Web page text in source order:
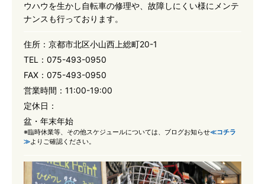
ウハウを生かし自転車の修理や、故障しにくい様にメンテ
ナンスも行っております。
住所： 京都市北区小山西上総町20-1
TEL： 075-493-0950
FAX： 075-493-0950
営業時間： 11:00-19:00
定休日：
盆・年末年始
※臨時休業等、その他スケジュールについては、ブログお知らせ≪コチラ
≫よりご確認ください。